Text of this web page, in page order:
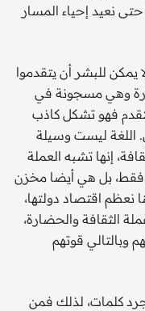
نعيد إحياء المسار
للبشر أن يتقدموا
وهي مسجونة في
فهو تشكل كاذب
اللغة ليست وسيلة
إنها تشبه العملة
فقط، بل هي أيضا مخزن
نعظم اقتصاد دولتها،
الثقافة والحضارة،
وبالتالي قوتهم
كلمات، لذلك فمن